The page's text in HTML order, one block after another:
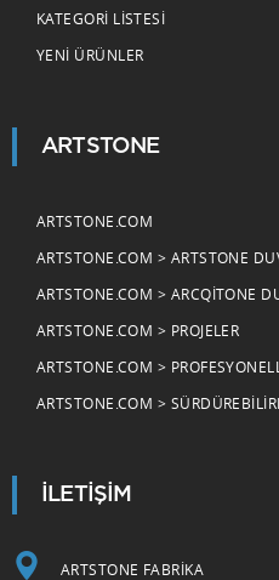
KATEGORI LISTESI
YENI ÜRÜNLER
ARTSTONE
ARTSTONE.COM
ARTSTONE.COM > ARTSTONE
ARTSTONE.COM > ARCQITONE
ARTSTONE.COM > PROJELER
ARTSTONE.COM >
ARTSTONE.COM >
İLETİŞİM
ARTSTONE FABRİKA